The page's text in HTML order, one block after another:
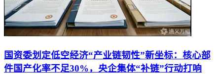
国资委划定低空经济“产业链韧性”新坐标：核心部
件国产化率不足30%，央企集体“补链”行动打响